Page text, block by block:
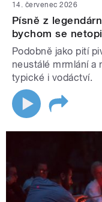
14. červenec 2026
Písně z
bychom se
Podobně jako pití
neustálé mrmlání a
typické i vodáctví.